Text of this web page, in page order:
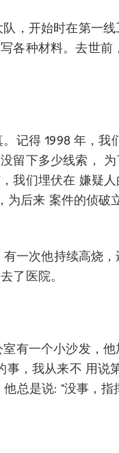
，开始时在第一线
各种材料。去世前
记得 1998 年，我
留下多少线索， 为
我们埋伏在 嫌疑人
为后来 案件的侦破
一次他持续高烧，
了医院。
有一个小沙发，他
事，我从来不 用说
总是说: “没事，指